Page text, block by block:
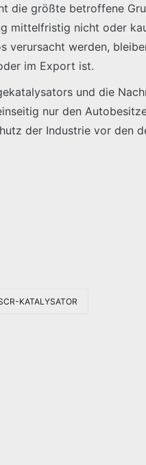
größte betroffene
mittelfristig nicht oder
werden,
im Export ist.
und die
nur den
der Industrie vor den
KATALYSATOR